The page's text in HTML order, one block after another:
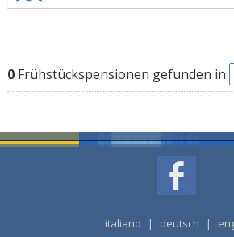
0Frühstückspensionen gefunden in
italiano | deutsch |